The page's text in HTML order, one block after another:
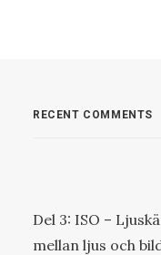
RECENT COMMENTS
Del 3: ISO –
mellan ljus och